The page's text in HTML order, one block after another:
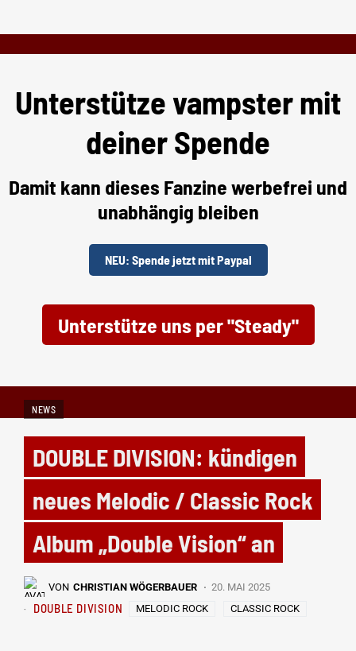
Unterstütze vampster mit
deiner Spende
Damit kann dieses Fanzine werbefrei und
unabhängig bleiben
NEU: Spende jetzt mit Paypal
Unterstütze uns per "Steady"
NEWS
DOUBLE DIVISION: kündigen
neues Melodic / Classic Rock
Album „Double Vision“ an
VON CHRISTIAN WÖGERBAUER 20. MAI 2025
DOUBLE DIVISION MELODIC ROCK CLASSIC ROCK